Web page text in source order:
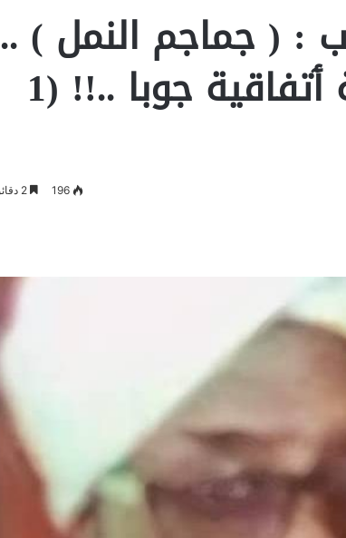
: ( جماجم النمل ) ..
ٲنتهاء تٲريخ صلاحية ٲتفاقية جوبا ..!! (1
196